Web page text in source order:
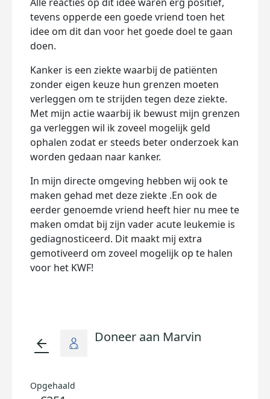
tevens opperde een goede vriend toen het
idee om dit dan voor het goede doel te gaan
doen.
Kanker is een ziekte waarbij de patiënten
zonder eigen keuze hun grenzen moeten
verleggen om te strijden tegen deze ziekte.
Met mijn actie waarbij ik bewust mijn grenzen
ga verleggen wil ik zoveel mogelijk geld
ophalen zodat er steeds beter onderzoek kan
worden gedaan naar kanker.
In mijn directe omgeving hebben wij ook te
maken gehad met deze ziekte .En ook de
eerder genoemde vriend heeft hier nu mee te
maken omdat bij zijn vader acute leukemie is
gediagnosticeerd. Dit maakt mij extra
gemotiveerd om zoveel mogelijk op te halen
voor het KWF!
arrow_back Doneer aan Marvin
Opgehaald